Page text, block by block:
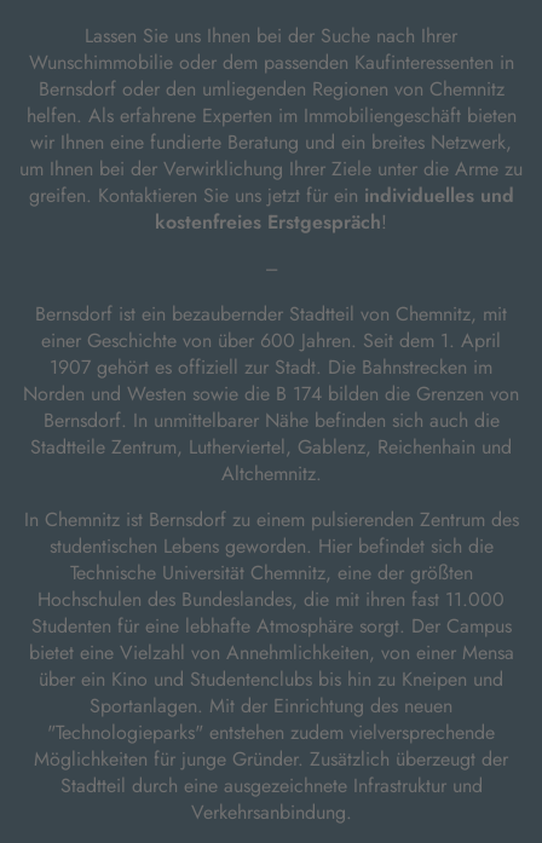
Lassen Sie uns Ihnen bei der Suche nach Ihrer
Wunschimmobilie oder dem passenden Kaufinteressenten in
Bernsdorf oder den umliegenden Regionen von Chemnitz
helfen. Als erfahrene Experten im Immobiliengeschäft bieten
wir Ihnen eine fundierte Beratung und ein breites Netzwerk,
um Ihnen bei der Verwirklichung Ihrer Ziele unter die Arme zu
greifen. Kontaktieren Sie uns jetzt für ein individuelles und
kostenfreies Erstgespräch!
---
Bernsdorf ist ein bezaubernder Stadtteil von Chemnitz, mit
einer Geschichte von über 600 Jahren. Seit dem 1. April
1907 gehört es offiziell zur Stadt. Die Bahnstrecken im
Norden und Westen sowie die B 174 bilden die Grenzen von
Bernsdorf. In unmittelbarer Nähe befinden sich auch die
Stadtteile Zentrum, Lutherviertel, Gablenz, Reichenhain und
Altchemnitz.
In Chemnitz ist Bernsdorf zu einem pulsierenden Zentrum des
studentischen Lebens geworden. Hier befindet sich die
Technische Universität Chemnitz, eine der größten
Hochschulen des Bundeslandes, die mit ihren fast 11.000
Studenten für eine lebhafte Atmosphäre sorgt. Der Campus
bietet eine Vielzahl von Annehmlichkeiten, von einer Mensa
über ein Kino und Studentenclubs bis hin zu Kneipen und
Sportanlagen. Mit der Einrichtung des neuen
"Technologieparks" entstehen zudem vielversprechende
Möglichkeiten für junge Gründer. Zusätzlich überzeugt der
Stadtteil durch eine ausgezeichnete Infrastruktur und
Verkehrsanbindung.